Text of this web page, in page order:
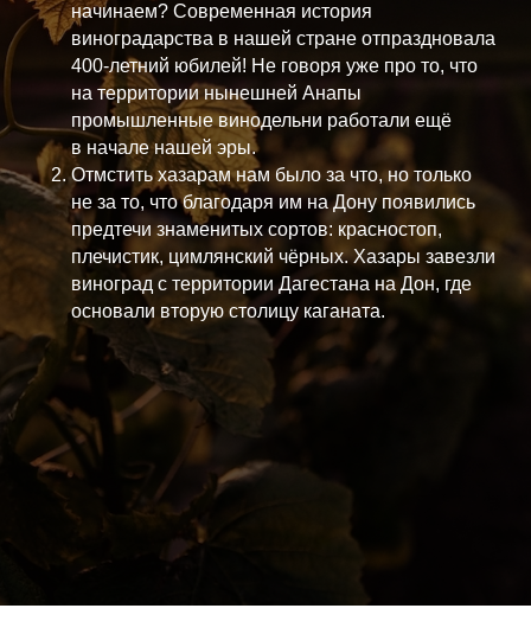
начинаем? Современная история
виноградарства в нашей стране отпраздновала
400-летний юбилей! Не говоря уже про то, что
на территории нынешней Анапы
промышленные винодельни работали ещё
в начале нашей эры.
Отмстить хазарам нам было за что, но только
не за то, что благодаря им на Дону появились
предтечи знаменитых сортов: красностоп,
плечистик, цимлянский чёрных. Хазары завезли
виноград с территории Дагестана на Дон, где
основали вторую столицу каганата.